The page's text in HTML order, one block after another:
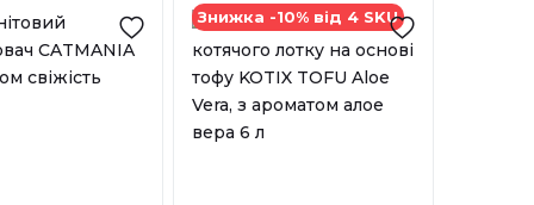
6 л
У наявності
Знижка -10% від 4 SKU